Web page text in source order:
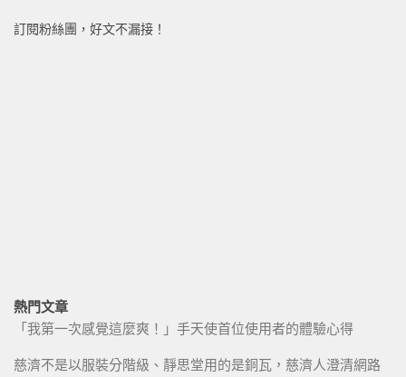
訂閱粉絲團，好文不漏接！
熱門文章
「我第一次感覺這麼爽！」手天使首位使用者的體驗心得
慈濟不是以服裝分階級、靜思堂用的是銅瓦，慈濟人澄清網路